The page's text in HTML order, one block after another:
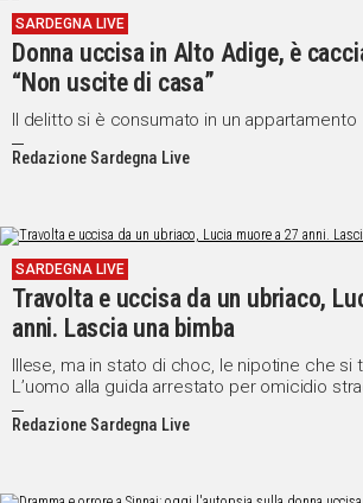
Social
SARDEGNA LIVE
Donna uccisa in Alto Adige, è
“Non uscite di casa”
Il delitto si è consumato in un appartamento
Redazione Sardegna Live
SARDEGNA LIVE
Travolta e uccisa da un ubriaco,
anni. Lascia una bimba
Illese, ma in stato di choc, le nipotine che si
L’uomo alla guida arrestato per omicidio
Redazione Sardegna Live